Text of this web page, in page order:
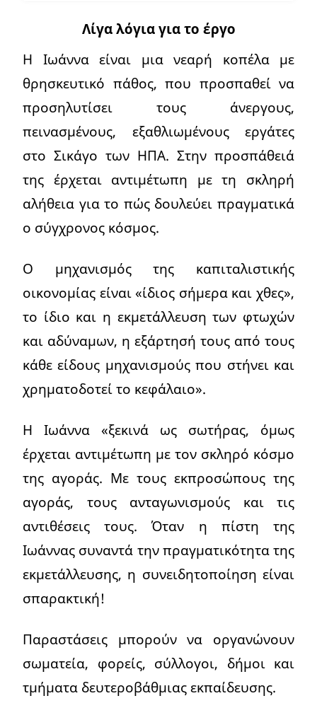
Λίγα λόγια για το έργο
Η Ιωάννα είναι μια νεαρή κοπέλα με
θρησκευτικό πάθος, που προσπαθεί να
προσηλυτίσει τους άνεργους,
πεινασμένους, εξαθλιωμένους εργάτες
στο Σικάγο των ΗΠΑ. Στην προσπάθειά
της έρχεται αντιμέτωπη με τη σκληρή
αλήθεια για το πώς δουλεύει πραγματικά
ο σύγχρονος κόσμος.
Ο μηχανισμός της καπιταλιστικής
οικονομίας είναι «ίδιος σήμερα και χθες»,
το ίδιο και η εκμετάλλευση των φτωχών
και αδύναμων, η εξάρτησή τους από τους
κάθε είδους μηχανισμούς που στήνει και
χρηματοδοτεί το κεφάλαιο».
Η Ιωάννα «ξεκινά ως σωτήρας, όμως
έρχεται αντιμέτωπη με τον σκληρό κόσμο
της αγοράς. Με τους εκπροσώπους της
αγοράς, τους ανταγωνισμούς και τις
αντιθέσεις τους. Όταν η πίστη της
Ιωάννας συναντά την πραγματικότητα της
εκμετάλλευσης, η συνειδητοποίηση είναι
σπαρακτική!
Παραστάσεις μπορούν να οργανώνουν
σωματεία, φορείς, σύλλογοι, δήμοι και
τμήματα δευτεροβάθμιας εκπαίδευσης.